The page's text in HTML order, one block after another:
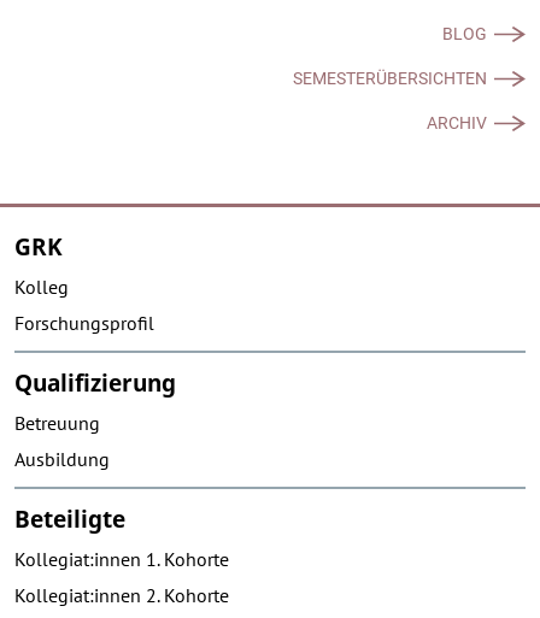
BLOG
SEMESTERÜBERSICHTEN
ARCHIV
GRK
Kolleg
Forschungsprofil
Qualifizierung
Betreuung
Ausbildung
Beteiligte
Kollegiat:innen 1. Kohorte
Kollegiat:innen 2. Kohorte